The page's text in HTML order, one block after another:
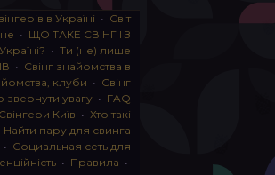
в Україні • Світ
• ЩО ТАКЕ СВІНГ І З
• Ти (не) лише
• Свінг знайомства в
клуби • Свінг
звернути увагу • FAQ
Свінгери Київ • Хто такі
Найти пару для свинга
• Социальная сеть для
• Правила •